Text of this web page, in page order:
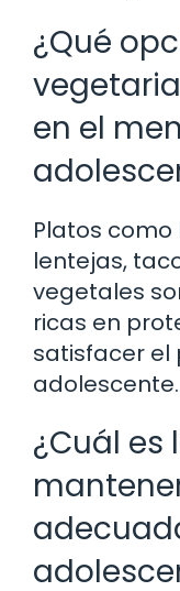
¿Qué
en el
Platos
lentejas,
vegetales
ricas en
satisfacer el
adolescente.
¿Cuál